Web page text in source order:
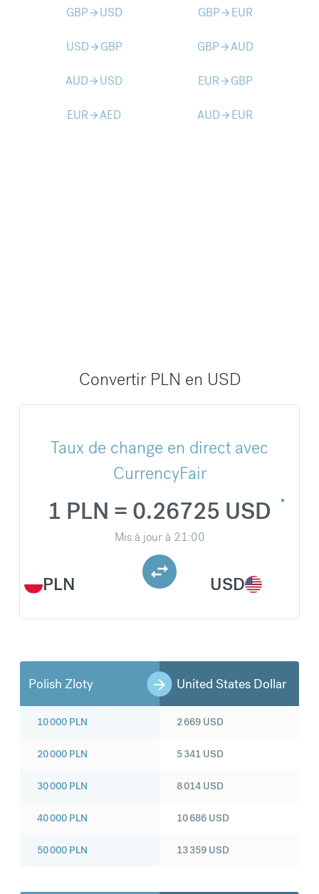
GBParrow_forward USD GBParrow_forward EUR
USDarrow_forward GBP GBParrow_forwardAUD
AUDarrow_forward USD EURarrow_forward GBP
EURarrow_forwardAED AUDarrow_forward EUR
Convertir PLN en USD
Taux de change en direct avec
CurrencyFair
PLN
1 PLN = 0.26725 USD
Mis à jour à 21:00
USD
Polish Zloty United States Dollar
10 000 PLN
20 000 PLN
30 000 PLN
40 000 PLN
50 000 PLN
2 669 USD
5 341 USD
8 014 USD
10 686 USD
13 359 USD